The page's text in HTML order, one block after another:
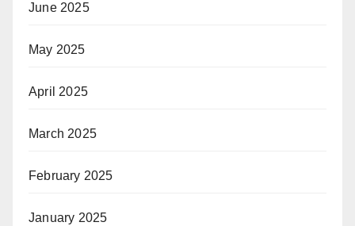
June 2025
May 2025
April 2025
March 2025
February 2025
January 2025